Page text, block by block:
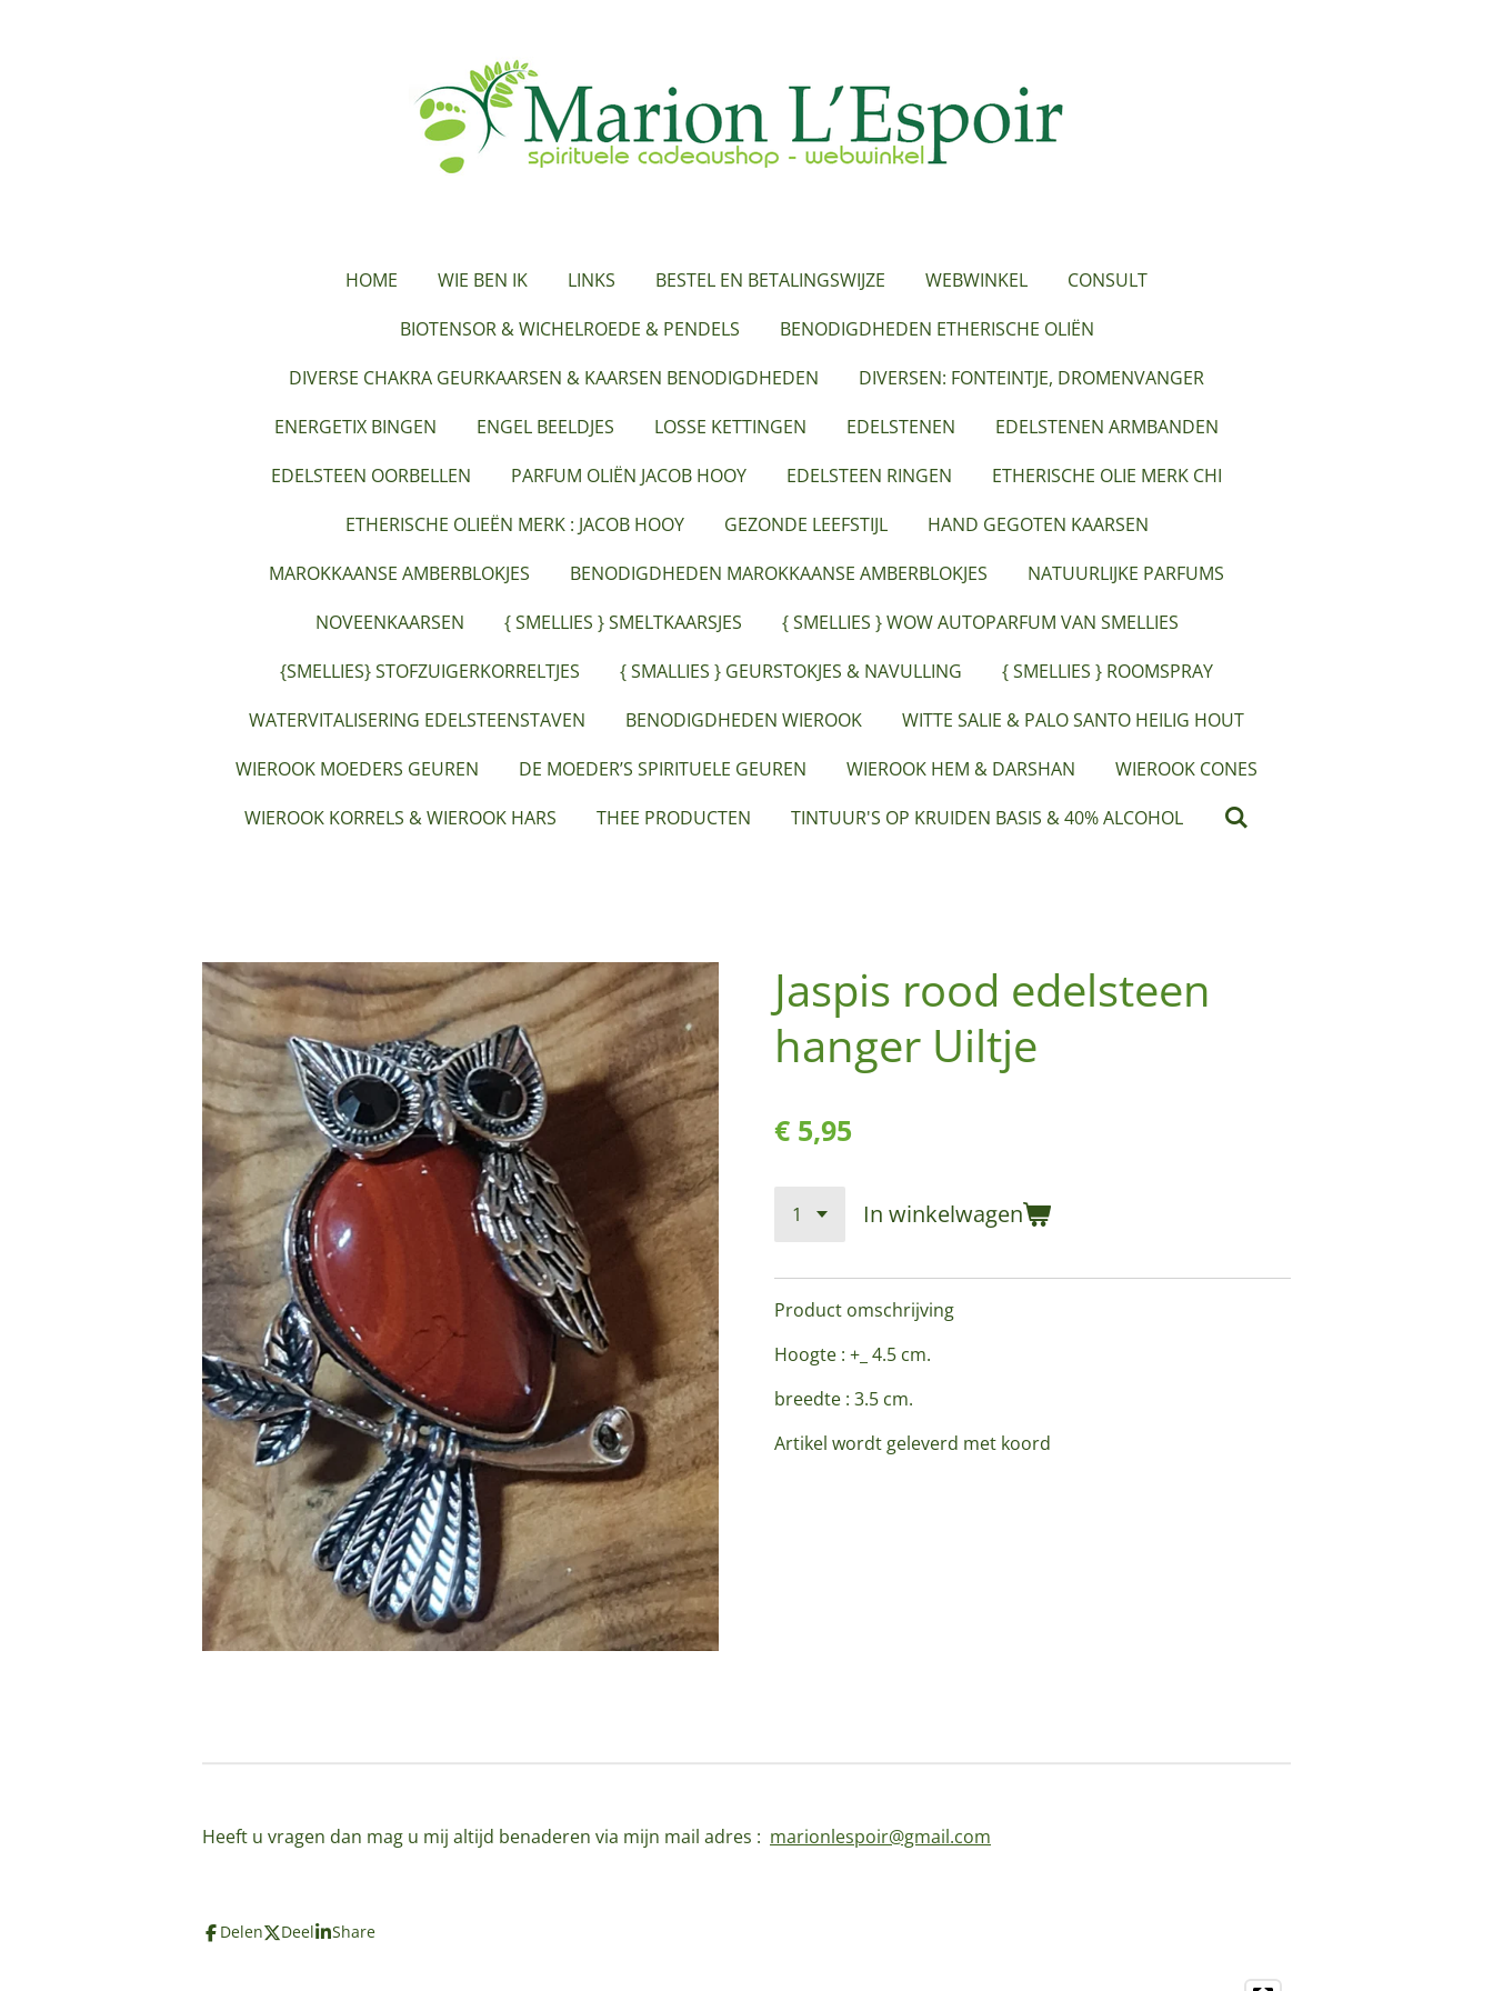
HOME WIE BEN IK LINKS BESTEL EN BETALINGSWIJZE WEBWINKEL
CONSULT
BIOTENSOR & WICHELROEDE & PENDELS
BENODIGDHEDEN ETHERISCHE OLIËN
DIVERSE CHAKRA GEURKAARSEN & KAARSEN BENODIGDHEDEN
DIVERSEN: FONTEINTJE, DROMENVANGER
ENERGETIX BINGEN
ENGEL BEELDJES LOSSE KETTINGEN EDELSTENEN
EDELSTENEN ARMBANDEN
EDELSTEEN OORBELLEN
PARFUM OLIËN JACOB HOOY EDELSTEEN RINGEN
ETHERISCHE OLIE MERK CHI
ETHERISCHE OLIEËN MERK : JACOB HOOY
GEZONDE LEEFSTIJL
HAND GEGOTEN KAARSEN
MAROKKAANSE AMBERBLOKJES
BENODIGDHEDEN MAROKKAANSE AMBERBLOKJES
NATUURLIJKE PARFUMS
NOVEENKAARSEN
{ SMELLIES } SMELTKAARSJES
{ SMELLIES } WOW AUTOPARFUM VAN SMELLIES
{SMELLIES} STOFZUIGERKORRELTJES
{ SMALLIES } GEURSTOKJES & NAVULLING
{ SMELLIES } ROOMSPRAY
WATERVITALISERING EDELSTEENSTAVEN
BENODIGDHEDEN WIEROOK
WITTE SALIE & PALO SANTO HEILIG HOUT
WIEROOK MOEDERS GEUREN
DE MOEDER’S SPIRITUELE GEUREN WIEROOK HEM & DARSHAN
WIEROOK CONES
WIEROOK KORRELS & WIEROOK HARS
THEE PRODUCTEN TINTUUR'S OP KRUIDEN BASIS & 40% ALCOHOL
Jaspis rood edelsteen
hanger Uiltje
€ 5,95
In winkelwagen
Product omschrijving
Hoogte : +_ 4.5 cm.
breedte : 3.5 cm.
Artikel wordt geleverd met koord
Heeft u vragen dan mag u mij altijd benaderen via mijn mail adres : marionlespoir@gmail.com
Delen Deel Share